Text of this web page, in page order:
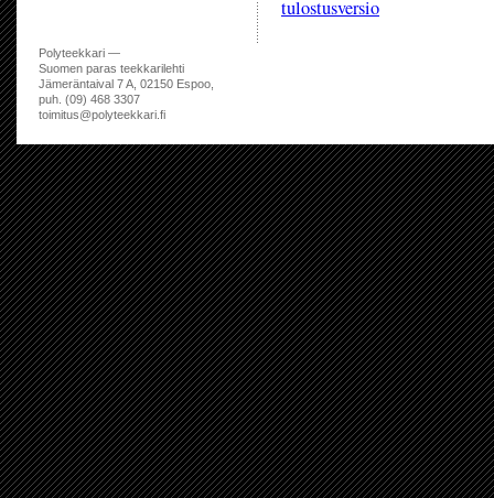
tulostusversio
Polyteekkari —
Suomen paras teekkarilehti
Jämeräntaival 7 A, 02150 Espoo,
puh. (09) 468 3307
toimitus@polyteekkari.fi